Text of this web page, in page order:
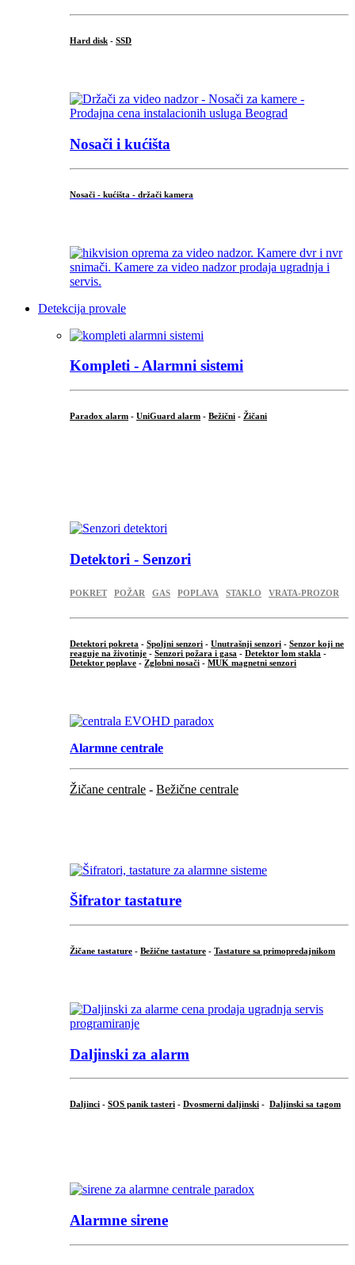
Hard disk - SSD
Nosači i kućišta
Nosači - kućišta - držači kamera
Detekcija provale
Kompleti - Alarmni sistemi
Paradox alarm - UniGuard alarm - Bežični - Žičani
Detektori - Senzori
POKRET POŽAR GAS POPLAVA STAKLO VRATA-PROZOR
Detektori pokreta - Spoljni senzori - Unutrašnji senzori - Senzor koji ne
reaguje na životinje - Senzori požara i gasa - Detektor lom stakla -
Detektor poplave - Zglobni nosači - MUK magnetni senzori
Alarmne centrale
Žičane centrale - Bežične centrale
Šifrator tastature
Žičane tastature - Bežične tastature - Tastature sa primopredajnikom
Daljinski za alarm
Daljinci - SOS panik tasteri - Dvosmerni daljinski - Daljinski sa tagom
Alarmne sirene